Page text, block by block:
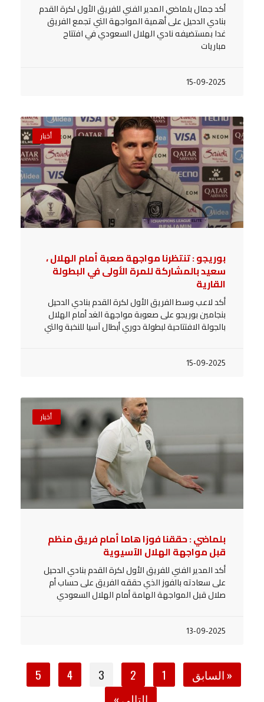
أكد جمال بلماضي المدير الفني للفريق الأول لكرة القدم
بنادي الدحيل على أهمية المواجهة التي تجمع الفريق
غدا بمستضيفه نادي الهلال السعودي في افتتاح
مباريات
15-09-2025
أخبار
بوريجو : تنتظرنا مواجهة صعبة أمام الهلال ،
سعيد بالمشاركة للمرة الأولى في البطولة
القارية
أكد لاعب وسط الفريق الأول لكرة القدم بنادي الدحيل
بنجامين بوريجو على صعوبة مواجهة الغد أمام الهلال
بالجولة الافتتاحية لبطولة دوري أبطال آسيا للنخبة والتي
15-09-2025
أخبار
بلماضي : حققنا فوزا هاما أمام فريق منظم
قبل مواجهة الهلال الآسيوية
أكد المدير الفني للفريق الأول لكرة القدم بنادي الدحيل
على سعادته بالفوز الذي حققه الفريق على حساب أم
صلال قبل المواجهة الهامة أمام الهلال السعودي
13-09-2025
« السابق 1
2
3
4
5